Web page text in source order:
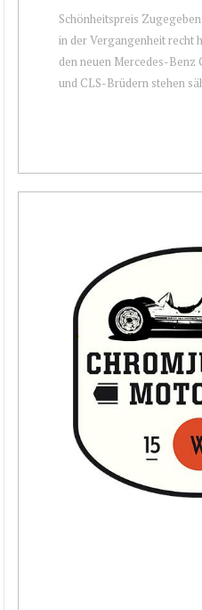
Schönheitspreis
in der Vergangenheit recht
den neuen Mercedes-Benz
und CLS-Brüdern stehen